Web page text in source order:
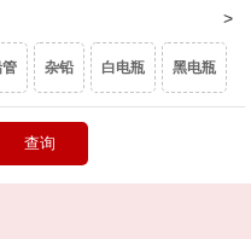
男士摩托车 踏板摩托车
杂铅 白电瓶 黑电瓶